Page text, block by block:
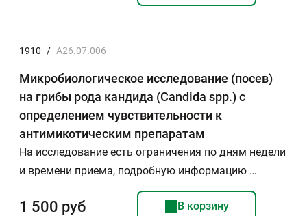
1910 / A26.07.006
Микробиологическое исследование (посев)
на грибы рода кандида (Candida spp.) с
определением чувствительности к
антимикотическим препаратам
На исследование есть ограничения по дням недели
и времени приема, подробную информацию …
1 500 руб В корзину